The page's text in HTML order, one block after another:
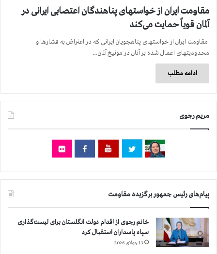
مقاومت ایران از خواستهای پناهندگان اعتصابی ایرانی در
آلمان قویاً حمایت می‌کند
مقاومت ایران از خواستهای پناهجویان ایرانی که در اعتراض به فشارها و
محدودیتهای اعمال شده بر آنان در مونیخ آلمان…
ادامه مطلب
مریم رجوی
پیام‌های رئیس جمهور برگزیده مقاومت
خانم رجوی از اقدام دولت انگلستان برای لیست‌گذاری
سپاه پاسداران استقبال کرد
13 جولای 2026